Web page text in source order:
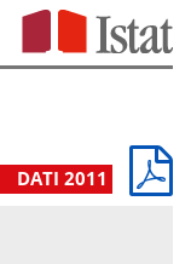
DATI 2011